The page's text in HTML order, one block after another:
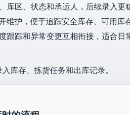
库区、状态和承运人，后续录入更
维护，便于追踪安全库存、可用库
跟踪和异常变更互相衔接，适合日
库存、拣货任务和出库记录。